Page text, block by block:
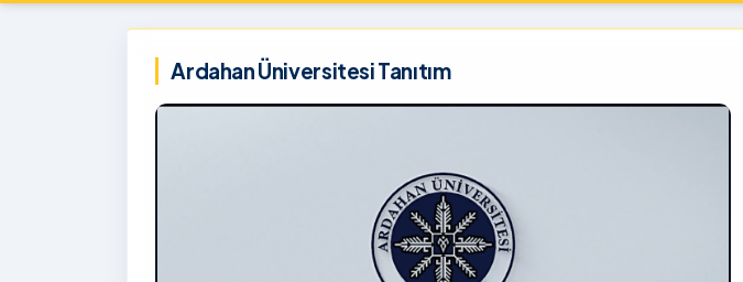
Ardahan Üniversitesi
Ardahan Üniversitesi Tanıtım